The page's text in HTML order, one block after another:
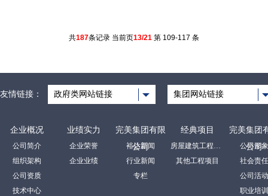
共187条记录 当前页13/21第 109-117 条
友情链接： 政府类网站链接 集团网站链接
企业概况
公司简介
组织架构
公司资质
技术中心
业绩实力
企业荣誉
企业业绩
完美集团有限
公司
裕达新闻
行业新闻
专栏
经典项目
房屋建筑工程项目
其他工程项目
完美集团
公司
公司形象
社会责任
公司活动
职业培训